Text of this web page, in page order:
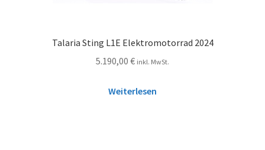
Talaria Sting L1E Elektromotorrad 2024
5.190,00 € inkl. MwSt.
Weiterlesen